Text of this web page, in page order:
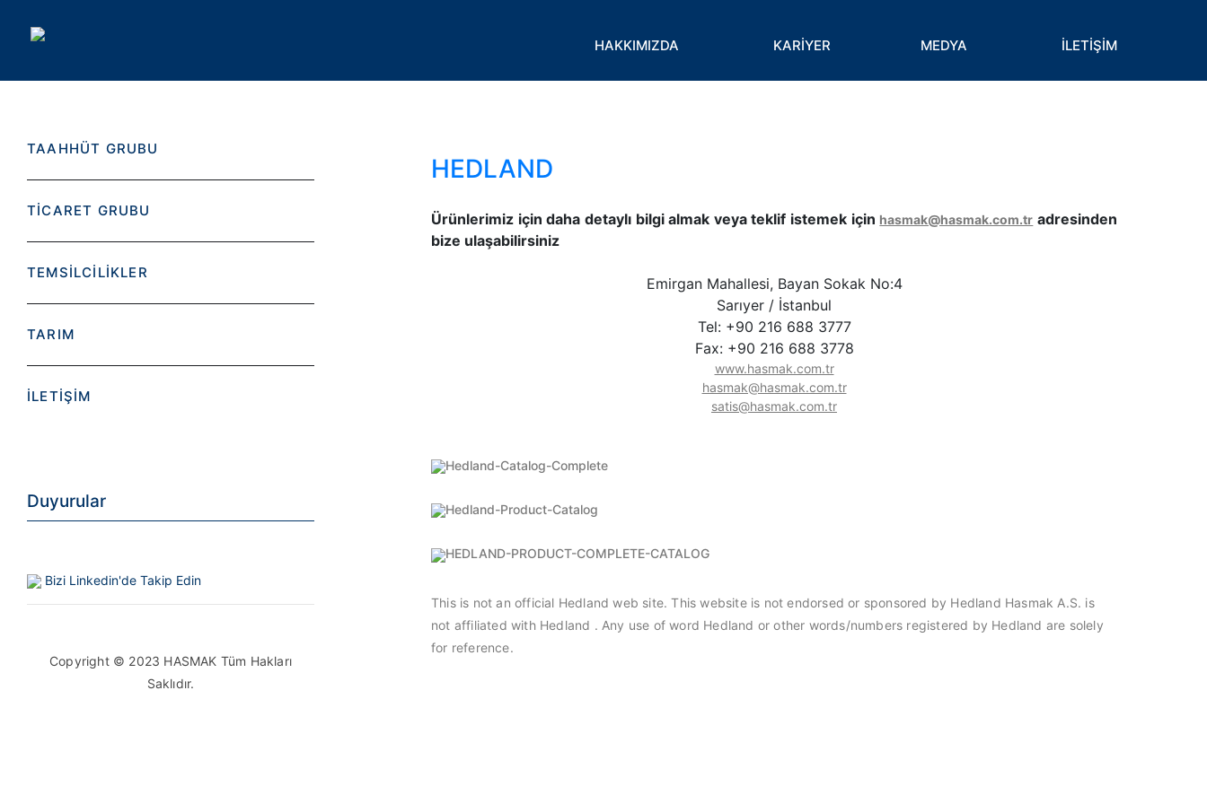
HAKKIMIZDA KARİYER MEDYA İLETİŞİM
HEDLAND
Ürünlerimiz için daha detaylı bilgi almak veya teklif istemek için hasmak@hasmak.com.tr adresinden
bize ulaşabilirsiniz
Emirgan Mahallesi, Bayan Sokak No:4
Sarıyer / İstanbul
Tel: +90 216 688 3777
Fax: +90 216 688 3778
www.hasmak.com.tr
hasmak@hasmak.com.tr
satis@hasmak.com.tr
Hedland-Catalog-Complete
Hedland-Product-Catalog
HEDLAND-PRODUCT-COMPLETE-CATALOG
This is not an official Hedland web site. This website is not endorsed or sponsored by Hedland Hasmak A.S. is
not affiliated with Hedland . Any use of word Hedland or other words/numbers registered by Hedland are solely
for reference.
TAAHHÜT GRUBU
TİCARET GRUBU
TEMSİLCİLİKLER
TARIM
İLETİŞİM
Duyurular
Bizi Linkedin'de Takip Edin
Copyright © 2023 HASMAK Tüm Hakları
Saklıdır.